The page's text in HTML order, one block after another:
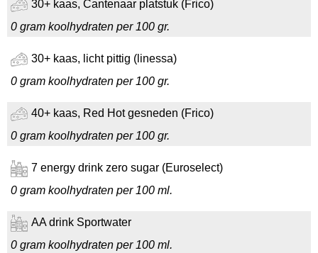
30+ kaas, Cantenaar platstuk (Frico)
0 gram koolhydraten per 100 gr.
30+ kaas, licht pittig (linessa)
0 gram koolhydraten per 100 gr.
40+ kaas, Red Hot gesneden (Frico)
0 gram koolhydraten per 100 gr.
7 energy drink zero sugar (Euroselect)
0 gram koolhydraten per 100 ml.
AA drink Sportwater
0 gram koolhydraten per 100 ml.